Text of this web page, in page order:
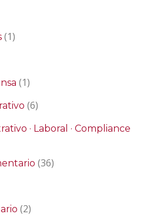
(1)
(1)
(6)
· Laboral · Compliance
(36)
(2)